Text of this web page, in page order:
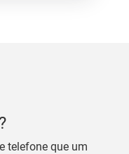
telefone que um